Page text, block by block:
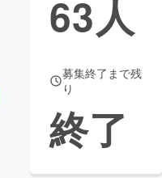
63人
募集終了まで残
り
終了